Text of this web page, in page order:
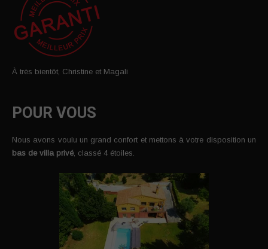
À très bientôt, Christine et Magali
POUR VOUS
Nous avons voulu un grand confort et mettons à votre disposition un
bas de villa privé, classé 4 étoiles.